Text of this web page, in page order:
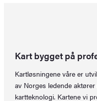
Kart bygget på
Kartløsningene våre er
av Norges ledende
kartteknologi. Kartene vi